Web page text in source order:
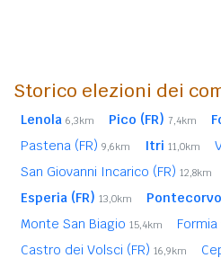
Storico elezioni dei
Lenola 6,3km Pico (FR) 7,4km
Pastena (FR) 9,6km Itri 11,0km
San Giovanni Incarico (FR) 12,8km
Esperia (FR) 13,0km Pontecorvo
Monte San Biagio 15,4km Formia
Castro dei Volsci (FR) 16,9km